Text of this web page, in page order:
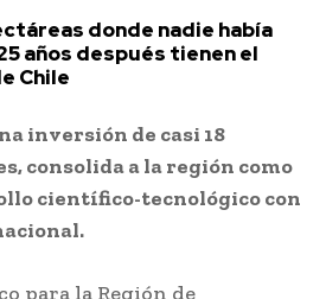
donde nadie había
años después tienen el
Chile
inversión de casi 18
consolida a la región como
científico-tecnológico con
para la Región de